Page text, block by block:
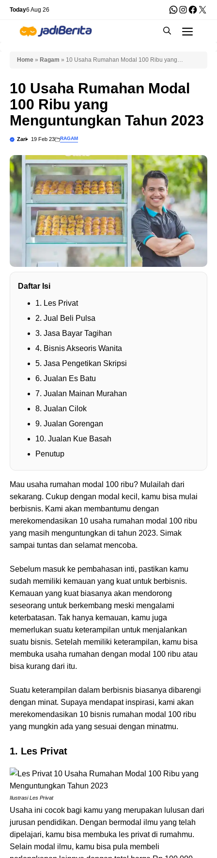
Skip
content
Today6 Aug 26 WhatsApp
X
Home » Ragam » 10 Usaha Rumahan Modal 100 Ribu yang
10 Usaha Rumahan Modal
100 Ribu yang
Menguntungkan Tahun 2023
Zari 19 Feb 23 RAGAM
Daftar Isi
1. Les Privat
2. Jual Beli Pulsa
3. Jasa Bayar Tagihan
4. Bisnis Akseoris Wanita
5. Jasa Pengetikan Skripsi
6. Jualan Es Batu
7. Jualan Mainan Murahan
8. Jualan Cilok
9. Jualan Gorengan
10. Jualan Kue Basah
Penutup
Mau usaha rumahan modal 100 ribu? Mulailah dari
sekarang. Cukup dengan modal kecil, kamu bisa mulai
berbisnis. Kami akan membantumu dengan
merekomendasikan 10 usaha rumahan modal 100 ribu
yang masih menguntungkan di tahun 2023. Simak
sampai tuntas dan selamat mencoba.
Sebelum masuk ke pembahasan inti, pastikan kamu
sudah memiliki kemauan yang kuat untuk berbisnis.
Kemauan yang kuat biasanya akan mendorong
seseorang untuk berkembang meski mengalami
keterbatasan. Tak hanya kemauan, kamu juga
memerlukan suatu keterampilan untuk menjalankan
suatu bisnis. Setelah memiliki keterampilan, kamu bisa
membuka usaha rumahan dengan modal 100 ribu atau
bisa kurang dari itu.
Suatu keterampilan dalam berbisnis biasanya dibarengi
dengan minat. Supaya mendapat inspirasi, kami akan
merekomendasikan 10 bisnis rumahan modal 100 ribu
yang mungkin ada yang sesuai dengan minatmu.
1. Les Privat
Ilustrasi Les Privat
Usaha ini cocok bagi kamu yang merupakan lulusan dari
jurusan pendidikan. Dengan bermodal ilmu yang telah
dipelajari, kamu bisa membuka les privat di rumahmu.
Selain modal ilmu, kamu bisa pula membeli